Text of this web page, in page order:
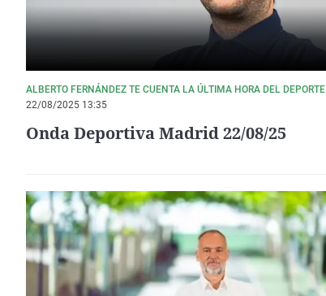
ALBERTO FERNÁNDEZ TE CUENTA LA ÚLTIMA HORA DEL DEPORTE
22/08/2025 13:35
Onda Deportiva Madrid 22/08/25